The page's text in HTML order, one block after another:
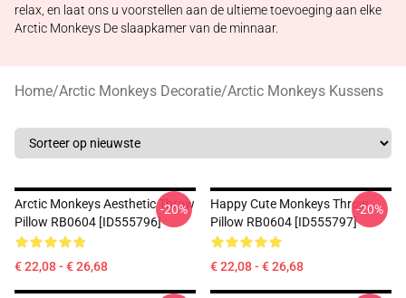
relax, en laat ons u voorstellen aan de ultieme toevoeging aan elke
Arctic Monkeys De slaapkamer van de minnaar.
Home/Arctic Monkeys Decoratie/Arctic Monkeys Kussens
Arctic Monkeys Aesthetic Throw
Pillow RB0604 [ID555796]
€ 22,08 - € 26,68
-20%
Happy Cute Monkeys Throw
Pillow RB0604 [ID555797]
€ 22,08 - € 26,68
-20%